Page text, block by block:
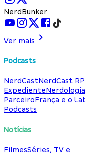
NerdBunker
Ver mais
Podcasts
NerdCastNerdCast
ExpedienteNerdologia
ParceiroFrança e o
Podcasts
Notícias
FilmesSéries, TV e